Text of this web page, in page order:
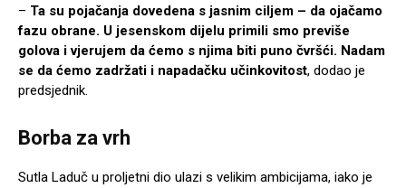
– Ta su pojačanja dovedena s jasnim ciljem – da ojačamo
fazu obrane. U jesenskom dijelu primili smo previše
golova i vjerujem da ćemo s njima biti puno čvršći. Nadam
se da ćemo zadržati i napadačku učinkovitost, dodao je
predsjednik.
Borba za vrh
Sutla Laduč u proljetni dio ulazi s velikim ambicijama, iako je